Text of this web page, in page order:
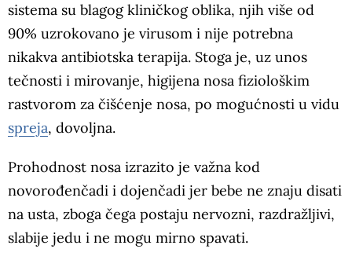
sistema su blagog kliničkog oblika, njih više od
90% uzrokovano je virusom i nije potrebna
nikakva antibiotska terapija. Stoga je, uz unos
tečnosti i mirovanje, higijena nosa fiziološkim
rastvorom za čišćenje nosa, po mogućnosti u vidu
spreja, dovoljna.
Prohodnost nosa izrazito je važna kod
novorođenčadi i dojenčadi jer bebe ne znaju disati
na usta, zboga čega postaju nervozni, razdražljivi,
slabije jedu i ne mogu mirno spavati.